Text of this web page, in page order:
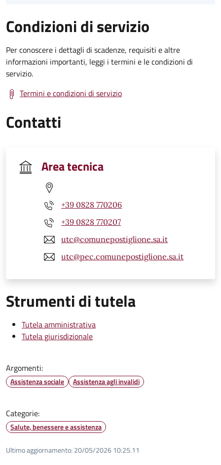
Condizioni di servizio
Per conoscere i dettagli di scadenze, requisiti e altre
informazioni importanti, leggi i termini e le condizioni di
servizio.
Termini e condizioni di servizio
Contatti
Area tecnica
+39 0828 770206
+39 0828 770207
utc@comunepostiglione.sa.it
utc@pec.comunepostiglione.sa.it
Strumenti di tutela
Tutela amministrativa
Tutela giurisdizionale
Argomenti:
Assistenza sociale Assistenza agli invalidi
Categorie:
Salute, benessere e assistenza
Ultimo aggiornamento: 20/05/2026 10:25.11